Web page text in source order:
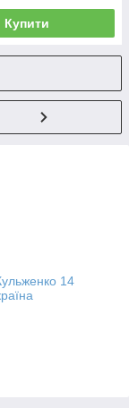
Купити
14